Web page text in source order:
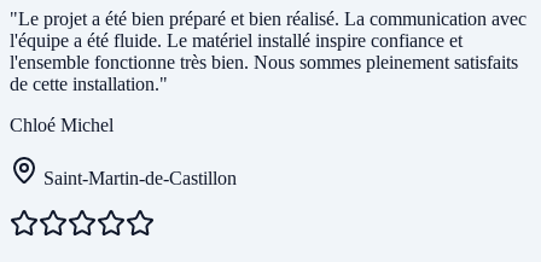
"Le projet a été bien préparé et bien réalisé. La communication avec
l'équipe a été fluide. Le matériel installé inspire confiance et
l'ensemble fonctionne très bien. Nous sommes pleinement satisfaits
de cette installation."
Chloé Michel
Saint-Martin-de-Castillon